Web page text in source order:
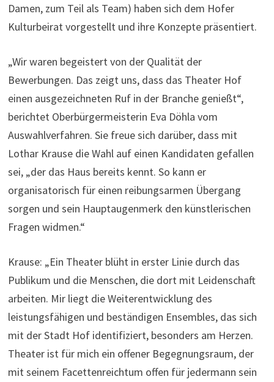
Damen, zum Teil als Team) haben sich dem Hofer
Kulturbeirat vorgestellt und ihre Konzepte präsentiert.
„Wir waren begeistert von der Qualität der
Bewerbungen. Das zeigt uns, dass das Theater Hof
einen ausgezeichneten Ruf in der Branche genießt“,
berichtet Oberbürgermeisterin Eva Döhla vom
Auswahlverfahren. Sie freue sich darüber, dass mit
Lothar Krause die Wahl auf einen Kandidaten gefallen
sei, „der das Haus bereits kennt. So kann er
organisatorisch für einen reibungsarmen Übergang
sorgen und sein Hauptaugenmerk den künstlerischen
Fragen widmen.“
Krause: „Ein Theater blüht in erster Linie durch das
Publikum und die Menschen, die dort mit Leidenschaft
arbeiten. Mir liegt die Weiterentwicklung des
leistungsfähigen und beständigen Ensembles, das sich
mit der Stadt Hof identifiziert, besonders am Herzen.
Theater ist für mich ein offener Begegnungsraum, der
mit seinem Facettenreichtum offen für jedermann sein